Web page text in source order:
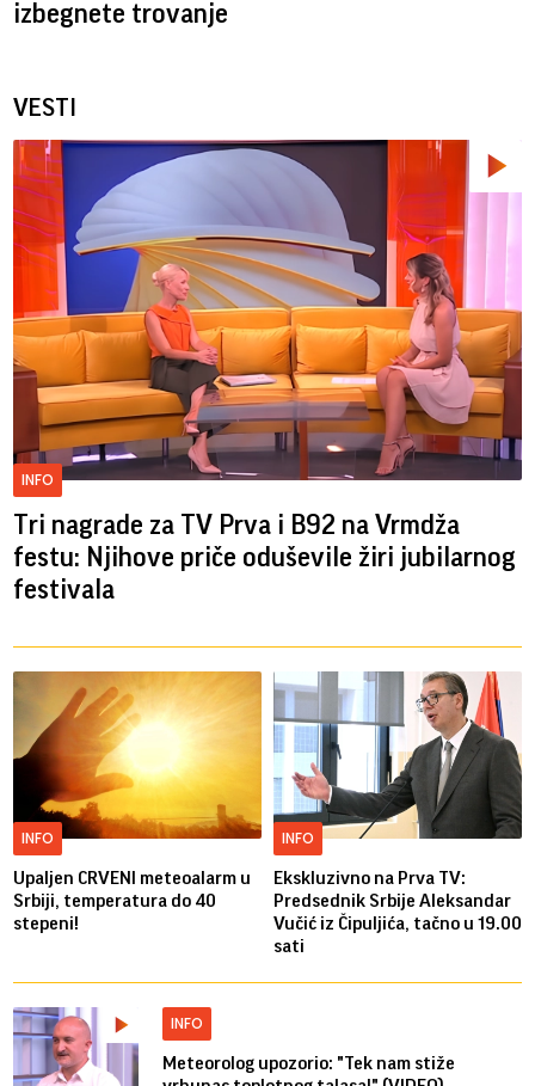
izbegnete trovanje
VESTI
INFO
Tri nagrade za TV Prva i B92 na Vrmdža
festu: Njihove priče oduševile žiri jubilarnog
festivala
INFO
Upaljen CRVENI meteoalarm u
Srbiji, temperatura do 40
stepeni!
INFO
Ekskluzivno na Prva TV:
Predsednik Srbije Aleksandar
Vučić iz Čipuljića, tačno u 19.00
sati
INFO
Meteorolog upozorio: "Tek nam stiže